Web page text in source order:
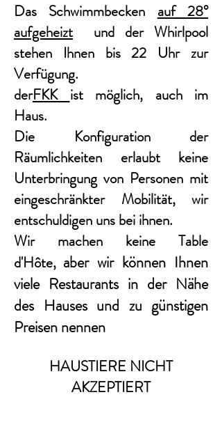
Das Schwimmbecken auf 28°
aufgeheiztund der Whirlpool
stehen Ihnen bis 22 Uhr zur
Verfügung.
derFKK ist möglich, auch im
Haus.
Die Konfiguration der
Räumlichkeiten erlaubt keine
Unterbringung von Personen mit
eingeschränkter Mobilität, wir
entschuldigen uns bei ihnen.
Wir machen keine Table
d'Hôte, aber wir können Ihnen
viele Restaurants in der Nähe
des Hauses und zu günstigen
Preisen nennen
HAUSTIERE NICHT
AKZEPTIERT